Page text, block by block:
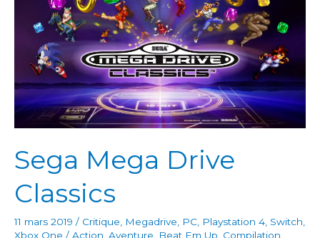
Sega Mega Drive
Classics
11 mars 2019 / Critique Megadrive PC Playstation 4 Switch
Xbox One / Action Aventure Beat Em Up Compilation